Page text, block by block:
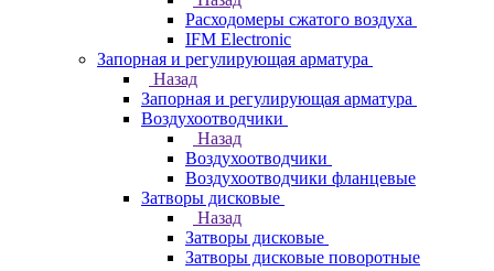
Расходомеры сжатого воздуха
IFM Electronic
Запорная и регулирующая арматура
Назад
Запорная и регулирующая арматура
Воздухоотводчики
Назад
Воздухоотводчики
Воздухоотводчики фланцевые
Затворы дисковые
Назад
Затворы дисковые
Затворы дисковые поворотные